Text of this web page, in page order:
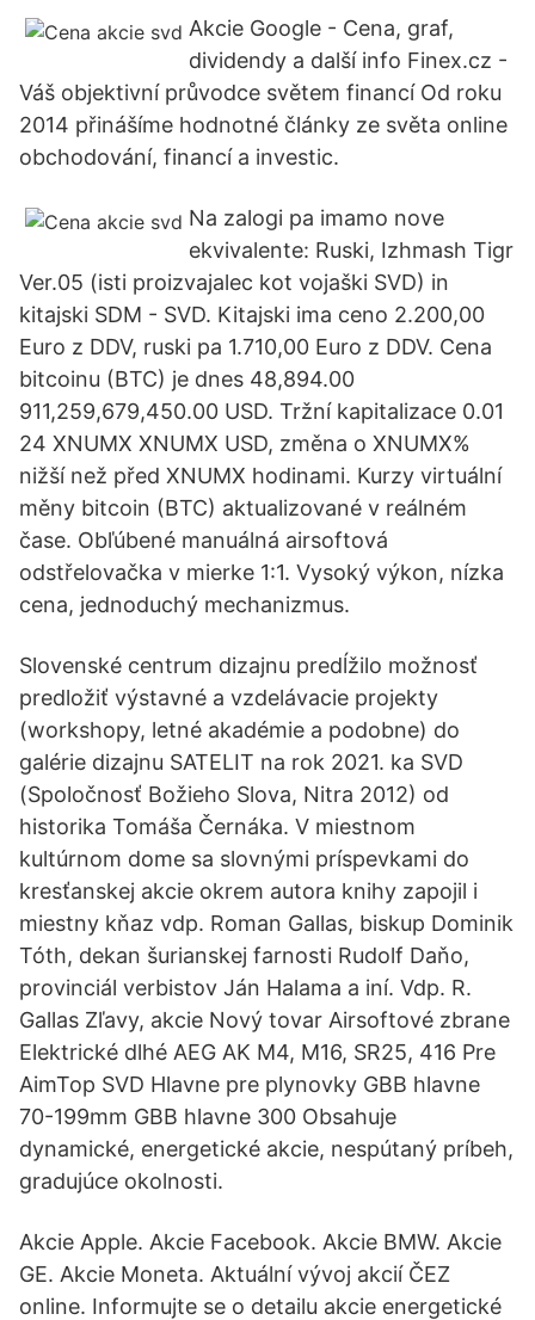
Akcie Google - Cena, graf,
dividendy a další info Finex.cz -
Váš objektivní průvodce světem financí Od roku
2014 přinášíme hodnotné články ze světa online
obchodování, financí a investic.
Na zalogi pa imamo nove
ekvivalente: Ruski, Izhmash Tigr
Ver.05 (isti proizvajalec kot vojaški SVD) in
kitajski SDM - SVD. Kitajski ima ceno 2.200,00
Euro z DDV, ruski pa 1.710,00 Euro z DDV. Cena
bitcoinu (BTC) je dnes 48,894.00
911,259,679,450.00 USD. Tržní kapitalizace 0.01
24 XNUMX XNUMX USD, změna o XNUMX%
nižší než před XNUMX hodinami. Kurzy virtuální
měny bitcoin (BTC) aktualizované v reálném
čase. Obľúbené manuálná airsoftová
odstřelovačka v mierke 1:1. Vysoký výkon, nízka
cena, jednoduchý mechanizmus.
Slovenské centrum dizajnu predĺžilo možnosť
predložiť výstavné a vzdelávacie projekty
(workshopy, letné akadémie a podobne) do
galérie dizajnu SATELIT na rok 2021. ka SVD
(Spoločnosť Božieho Slova, Nitra 2012) od
historika Tomáša Černáka. V miestnom
kultúrnom dome sa slovnými príspevkami do
kresťanskej akcie okrem autora knihy zapojil i
miestny kňaz vdp. Roman Gallas, biskup Dominik
Tóth, dekan šurianskej farnosti Rudolf Daňo,
provinciál verbistov Ján Halama a iní. Vdp. R.
Gallas Zľavy, akcie Nový tovar Airsoftové zbrane
Elektrické dlhé AEG AK M4, M16, SR25, 416 Pre
AimTop SVD Hlavne pre plynovky GBB hlavne
70-199mm GBB hlavne 300 Obsahuje
dynamické, energetické akcie, nespútaný príbeh,
gradujúce okolnosti.
Akcie Apple. Akcie Facebook. Akcie BMW. Akcie
GE. Akcie Moneta. Aktuální vývoj akcií ČEZ
online. Informujte se o detailu akcie energetické